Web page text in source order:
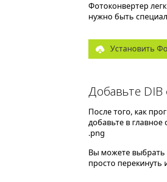
Фотоконвертер
нужно быть
Установить
Добавьте
После того, как
добавьте в
.png
Вы можете
просто перекинуть